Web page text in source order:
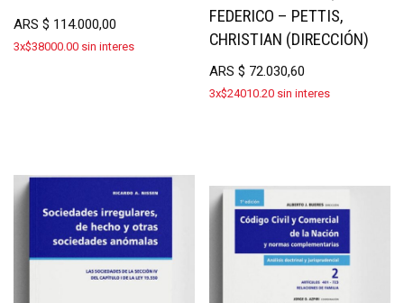
ARS $ 114.000,00
3x$38000.00 sin interes
FEDERICO – PETTIS,
CHRISTIAN (DIRECCIÓN)
ARS$ 72.030,60
3x$24010.20 sin interes